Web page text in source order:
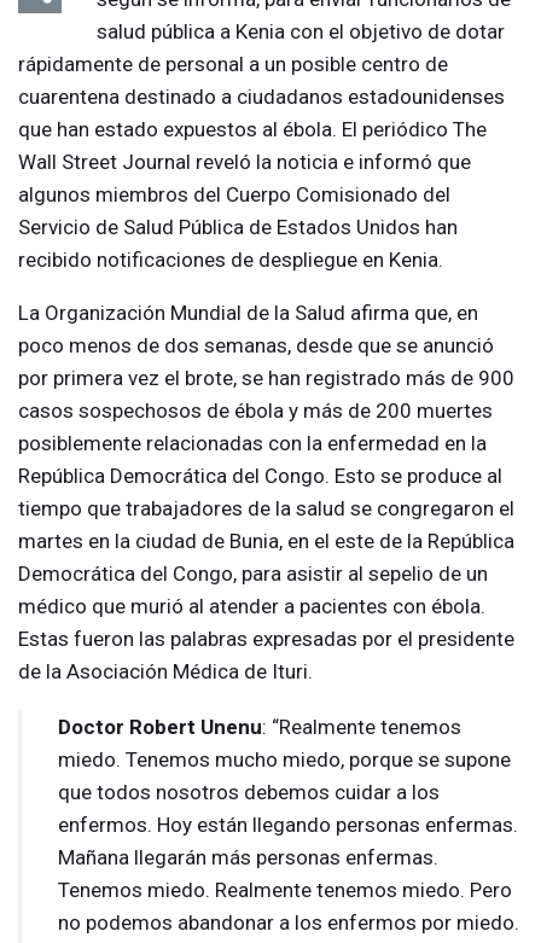
salud pública a Kenia con el objetivo de dotar
rápidamente de personal a un posible centro de
cuarentena destinado a ciudadanos estadounidenses
que han estado expuestos al ébola. El periódico The
Wall Street Journal reveló la noticia e informó que
algunos miembros del Cuerpo Comisionado del
Servicio de Salud Pública de Estados Unidos han
recibido notificaciones de despliegue en Kenia.
La Organización Mundial de la Salud afirma que, en
poco menos de dos semanas, desde que se anunció
por primera vez el brote, se han registrado más de 900
casos sospechosos de ébola y más de 200 muertes
posiblemente relacionadas con la enfermedad en la
República Democrática del Congo. Esto se produce al
tiempo que trabajadores de la salud se congregaron el
martes en la ciudad de Bunia, en el este de la República
Democrática del Congo, para asistir al sepelio de un
médico que murió al atender a pacientes con ébola.
Estas fueron las palabras expresadas por el presidente
de la Asociación Médica de Ituri.
Doctor Robert Unenu: “Realmente tenemos
miedo. Tenemos mucho miedo, porque se supone
que todos nosotros debemos cuidar a los
enfermos. Hoy están llegando personas enfermas.
Mañana llegarán más personas enfermas.
Tenemos miedo. Realmente tenemos miedo. Pero
no podemos abandonar a los enfermos por miedo.